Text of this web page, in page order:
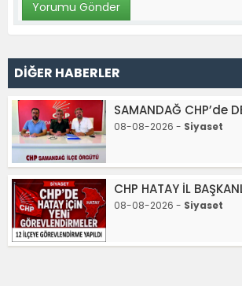
DİĞER HABERLER
SAMANDAĞ CHP’de
08-08-2026 - Siyaset
CHP HATAY İL
08-08-2026 - Siyaset